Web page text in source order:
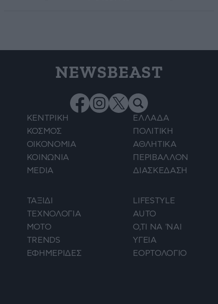
NEWSBEAST
ΚΕΝΤΡΙΚΗ
ΕΛΛΑΔΑ
ΚΟΣΜΟΣ
ΠΟΛΙΤΙΚΗ
ΟΙΚΟΝΟΜΙΑ
ΑΘΛΗΤΙΚΑ
ΚΟΙΝΩΝΙΑ
ΠΕΡΙΒΑΛΛΟΝ
MEDIA
ΔΙΑΣΚΕΔΑΣΗ
ΤΑΞΙΔΙ
LIFESTYLE
ΤΕΧΝΟΛΟΓΙΑ
AUTO
ΜΟΤΟ
Ο,ΤΙ ΝΑ 'ΝΑΙ
TRENDS
ΥΓΕΙΑ
ΕΦΗΜΕΡΙΔΕΣ
ΕΟΡΤΟΛΟΓΙΟ